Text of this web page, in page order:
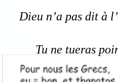
Tu ne tueras
Dieu n’a pas dit à